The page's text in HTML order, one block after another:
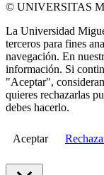
© UNIVERSITAS
La Universidad
terceros para fines
navegación. En
información. Si
"Aceptar",
quieres rechazarlas
debes hacerlo.
Aceptar